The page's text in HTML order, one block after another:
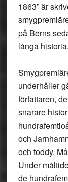
1863” är
på Berns
långa historia.
underhåller
författaren,
snarare
och
och toddy.
Under
de